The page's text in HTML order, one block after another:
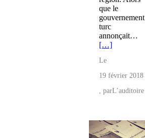
que le
gouvernement
turc
annonçait…
[…]
Le
19 février 2018
, parL’auditoire